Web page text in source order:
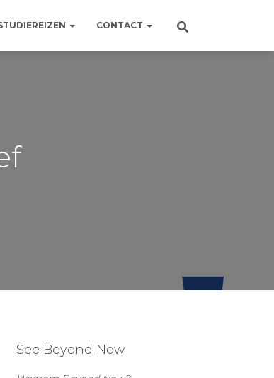
CONTACT
See Beyond Now